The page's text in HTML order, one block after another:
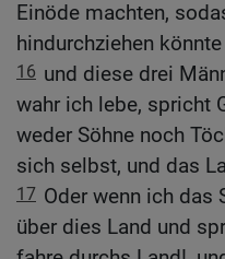
Einöde machten,
hindurchziehen
16 und diese drei
wahr ich lebe, spricht
weder Söhne noch
sich selbst, und das
17 Oder wenn ich das
über dies Land und